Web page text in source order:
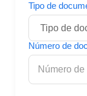
Tipo de
Número de